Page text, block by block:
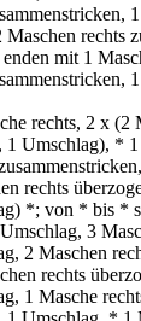
rechts
mit 1
rechts, 2 х (2
1 Umschlag), *
rechts
*; von * bis *
3
2 Maschen
rechts
1 Masche